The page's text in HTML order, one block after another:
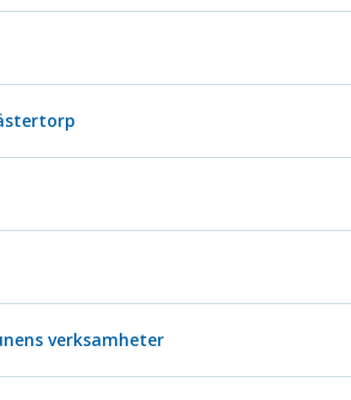
verksamheter